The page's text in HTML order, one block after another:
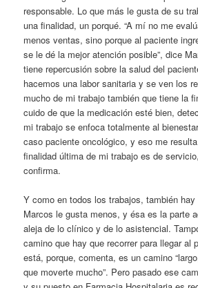
responsable. Lo que más le gusta de su
una finalidad, un porqué. “A mí no me
menos ventas, sino porque al paciente
se le dé la mejor atención posible”, dice
tiene repercusión sobre la salud del
hacemos una labor sanitaria y se ven los
mucho de mi trabajo también que tiene la
cuido de que la medicación esté bien,
mi trabajo se enfoca totalmente al
caso paciente oncológico, y eso me
finalidad última de mi trabajo es de
confirma.
Y como en todos los trabajos, también hay
Marcos le gusta menos, y ésa es la parte
aleja de lo clínico y de lo asistencial.
camino que hay que recorrer para llegar al
está, porque, comenta, es un camino
que moverte mucho”. Pero pasado ese